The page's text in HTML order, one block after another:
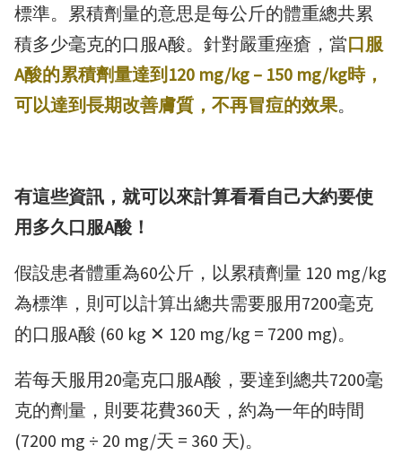
標準。累積劑量的意思是每公斤的體重總共累
積多少毫克的口服A酸。針對嚴重痤瘡，當口服
A酸的累積劑量達到120 mg/kg – 150 mg/kg時，
可以達到長期改善膚質，不再冒痘的效果。
有這些資訊，就可以來計算看看自己大約要使
用多久口服A酸！
假設患者體重為60公斤，以累積劑量 120 mg/kg
為標準，則可以計算出總共需要服用7200毫克
的口服A酸 (60 kg ✕ 120 mg/kg = 7200 mg)。
若每天服用20毫克口服A酸，要達到總共7200毫
克的劑量，則要花費360天，約為一年的時間
(7200 mg ÷ 20 mg/天 = 360 天)。